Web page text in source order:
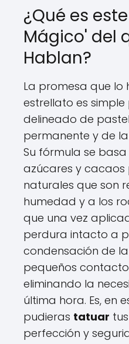
¿Qué es
Mágico' del
Hablan?
La promesa que
estrellato es
delineado de
permanente y de
Su fórmula se
azúcares y cacaos
naturales que son
humedad y a los
que una vez
perdura intacto a
condensación de
pequeños
eliminando la
última hora. Es, en
pudieras tatuar
perfección y